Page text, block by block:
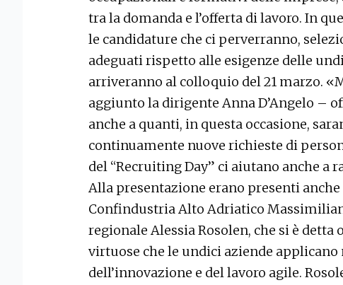
tra la domanda e l’offerta di lavoro. In
le candidature che ci perverranno,
adeguati rispetto alle esigenze delle
arriveranno al colloquio del 21 marzo.
aggiunto la dirigente Anna D’Angelo –
anche a quanti, in questa occasione,
continuamente nuove richieste di
del “Recruiting Day” ci aiutano anche a
Alla presentazione erano presenti
Confindustria Alto Adriatico
regionale Alessia Rosolen, che si è
virtuose che le undici aziende applicano
dell’innovazione e del lavoro agile.